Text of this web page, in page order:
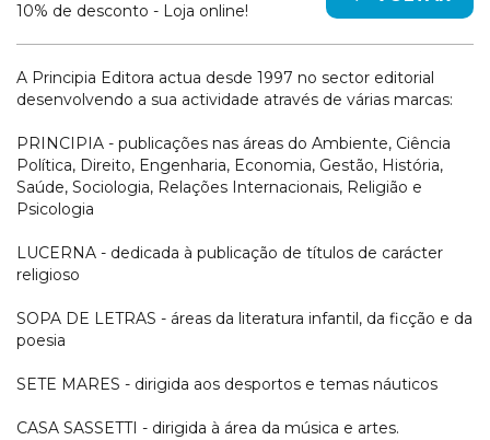
10% de desconto - Loja online!
A Principia Editora actua desde 1997 no sector editorial
desenvolvendo a sua actividade através de várias marcas:
PRINCIPIA - publicações nas áreas do Ambiente, Ciência
Política, Direito, Engenharia, Economia, Gestão, História,
Saúde, Sociologia, Relações Internacionais, Religião e
Psicologia
LUCERNA - dedicada à publicação de títulos de carácter
religioso
SOPA DE LETRAS - áreas da literatura infantil, da ficção e da
poesia
SETE MARES - dirigida aos desportos e temas náuticos
CASA SASSETTI - dirigida à área da música e artes.